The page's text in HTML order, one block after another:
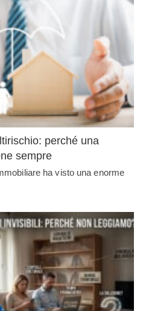
perché una
sempre
ha visto una enorme